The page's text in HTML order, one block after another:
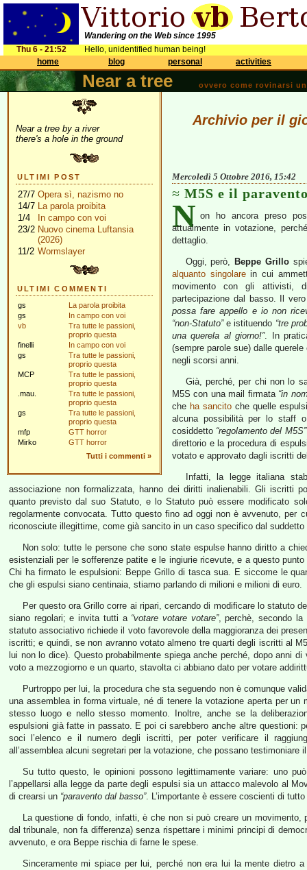
Wandering on the Web since 1995
Thu 6 - 21:52
Hello, unidentified human being!
home
blog personal activities
Near a tree ovvero come rovinarsi
Near a tree by a river
there's a hole in the ground
ULTIMI POST
27/7 Opera sì, nazismo no
14/7 La parola proibita
1/4
In campo con voi
23/2 Nuovo cinema Luftansia
(2026)
11/2 Wormslayer
ULTIMI COMMENTI
gs
La parola proibita
gs
In campo con voi
vb
Tra tutte le passioni,
proprio questa
finelli
In campo con voi
gs
Tra tutte le passioni,
proprio questa
MCP
Tra tutte le passioni,
proprio questa
.mau.
Tra tutte le passioni,
proprio questa
gs
Tra tutte le passioni,
proprio questa
mfp
GTT horror
Mirko
GTT horror
Tutti i commenti »
Archivio per il
Mercoledì 5 Ottobre 2016, 15:42
M5S e il
N on ho ancora preso
attualmente in votazione,
dettaglio.
Oggi, però, Beppe Grillo
alquanto singolarein cui
movimento con gli attivisti,
partecipazione dal basso. Il
possa fare appello e io non
“non-Statuto”e istituendo “tre
una querela al giorno!”. In
(sempre parole sue) dalle
negli scorsi anni.
Già, perché, per chi non lo
M5S con una mail firmata “in
che ha sancitoche quelle
alcuna possibilità per lo staff
cosiddetto “regolamento del M5S”
direttorio e la procedura di
votato e approvato dagli iscritti
Infatti, la legge italiana
associazione non formalizzata, hanno dei diritti inalienabili. Gli iscritti
quanto previsto dal suo Statuto, e lo Statuto può essere modificato
regolarmente convocata. Tutto questo fino ad oggi non è avvenuto, per
riconosciute illegittime, come già sancito in un caso specifico dal
Non solo: tutte le persone che sono state espulse hanno diritto a
esistenziali per le sofferenze patite e le ingiurie ricevute, e a questo
Chi ha firmato le espulsioni: Beppe Grillo di tasca sua. E siccome le
che gli espulsi siano centinaia, stiamo parlando di milioni e milioni di euro.
Per questo ora Grillo corre ai ripari, cercando di modificare lo statuto
siano regolari; e invita tutti a “votare votare votare”, perchè, secondo la
statuto associativo richiede il voto favorevole della maggioranza dei
iscritti; e quindi, se non avranno votato almeno tre quarti degli iscritti al
lui non lo dice). Questo probabilmente spiega anche perché, dopo anni
voto a mezzogiorno e un quarto, stavolta ci abbiano dato per votare
Purtroppo per lui, la procedura che sta seguendo non è comunque
una assemblea in forma virtuale, né di tenere la votazione aperta per
stesso luogo e nello stesso momento. Inoltre, anche se la
espulsioni già fatte in passato. E poi ci sarebbero anche altre questioni:
soci l’elenco e il numero degli iscritti, per poter verificare il
all’assemblea alcuni segretari per la votazione, che possano
Su tutto questo, le opinioni possono legittimamente variare: uno
l’appellarsi alla legge da parte degli espulsi sia un attacco malevolo al
di crearsi un “paravento dal basso”. L’importante è essere coscienti di
La questione di fondo, infatti, è che non si può creare un
dal tribunale, non fa differenza) senza rispettare i minimi principi di
avvenuto, e ora Beppe rischia di farne le spese.
Sinceramente mi spiace per lui, perché non era lui la mente dietro